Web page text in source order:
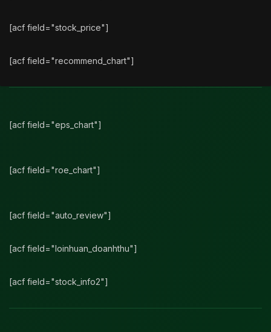
[acf field="stock_price"]
[acf field="recommend_chart"]
[acf field="eps_chart"]
[acf field="roe_chart"]
[acf field="auto_review"]
[acf field="loinhuan_doanhthu"]
[acf field="stock_info2"]